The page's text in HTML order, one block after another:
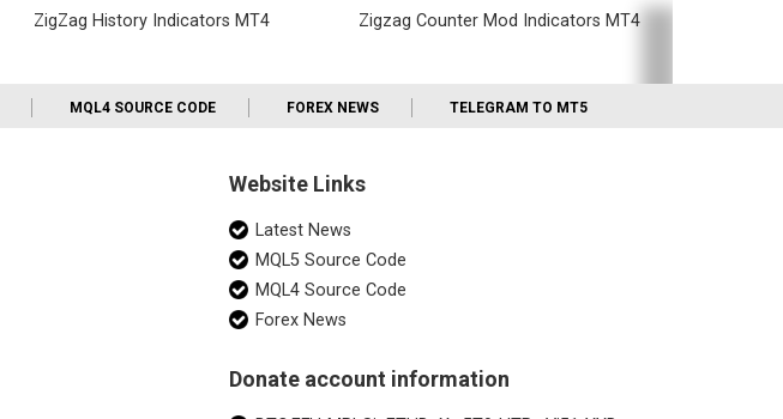
ZigZag History Indicators MT4 Zigzag Counter Mod Indicators MT4
MQL4 SOURCE CODE FOREX NEWS TELEGRAM TO MT5
Website Links
Latest News
MQL5 Source Code
MQL4 Source Code
Forex News
Donate account information